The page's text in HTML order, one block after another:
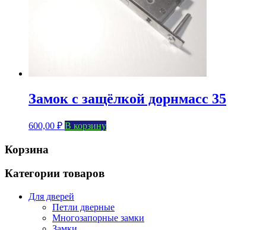
Замок с защёлкой дорнмасс 35
600,00 ₽ В корзину
Корзина
Категории товаров
Для дверей
Петли дверные
Многозапорные замки